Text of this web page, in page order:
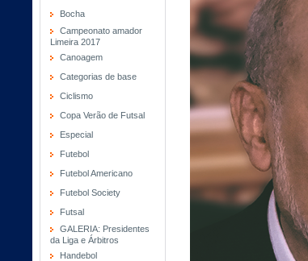
Bocha
Campeonato amador
Limeira 2017
Canoagem
Categorias de base
Ciclismo
Copa Verão de Futsal
Especial
Futebol
Futebol Americano
Futebol Society
Futsal
GALERIA: Presidentes
da Liga e Árbitros
Handebol